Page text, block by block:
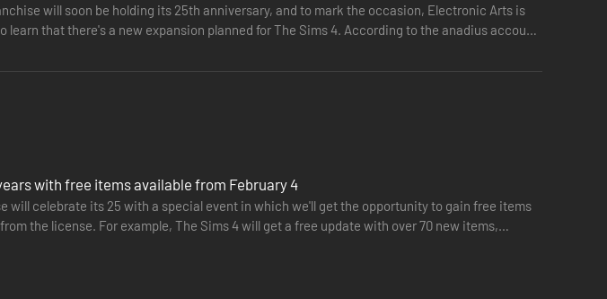
will soon be holding its 25th anniversary, and to mark the occasion, Electronic Arts is
that there's a new expansion planned for The Sims 4. According to the anadius account
with free items available from February 4
will celebrate its 25 with a special event in which we'll get the opportunity to gain free items
the license. For example, The Sims 4 will get a free update with over 70 new items,
furniture…